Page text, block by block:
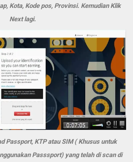
Kota, Kode pos, Provinsi. Kemudian Klik
Next lagi.
Passport, KTP atau SIM ( Khusus untuk
Passsport) yang telah di scan di